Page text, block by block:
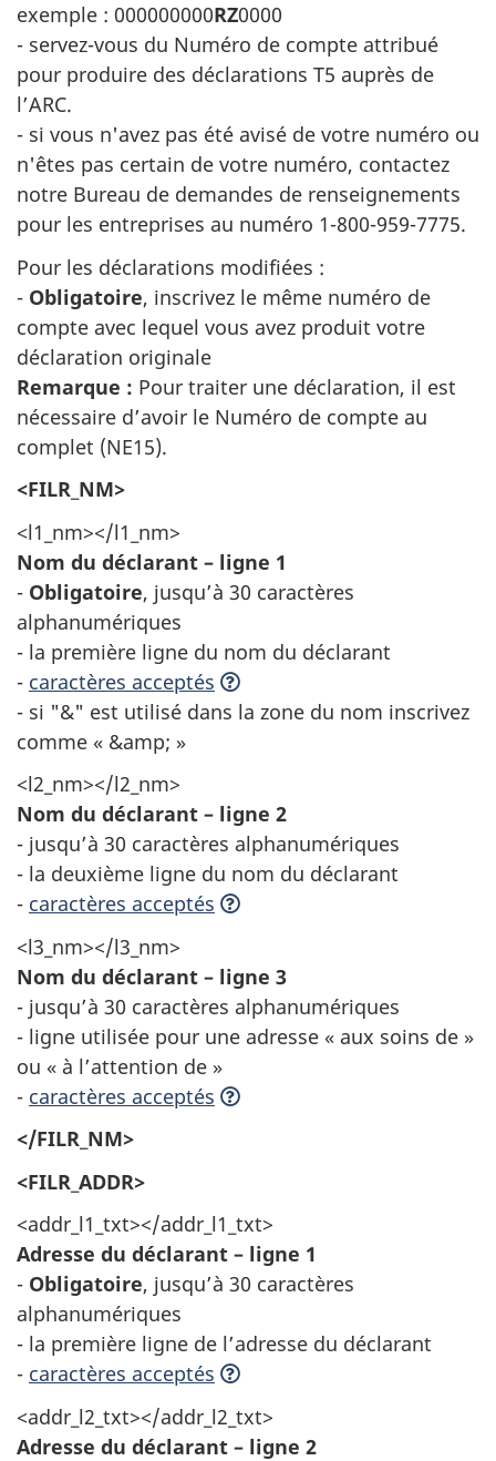
exemple : 000000000RZ0000
- servez-vous du Numéro de compte attribué
pour produire des déclarations T5 auprès de
l’ARC.
- si vous n'avez pas été avisé de votre numéro ou
n'êtes pas certain de votre numéro, contactez
notre Bureau de demandes de renseignements
pour les entreprises au numéro 1-800-959-7775.
Pour les déclarations modifiées :
- Obligatoire, inscrivez le même numéro de
compte avec lequel vous avez produit votre
déclaration originale
Remarque : Pour traiter une déclaration, il est
nécessaire d’avoir le Numéro de compte au
complet (NE15).
<FILR_NM>
<l1_nm></l1_nm>
Nom du déclarant – ligne 1
- Obligatoire, jusqu’à 30 caractères
alphanumériques
- la première ligne du nom du déclarant
- caractères acceptés
- si "&" est utilisé dans la zone du nom inscrivez
comme « &amp; »
<l2_nm></l2_nm>
Nom du déclarant – ligne 2
- jusqu’à 30 caractères alphanumériques
- la deuxième ligne du nom du déclarant
- caractères acceptés
<l3_nm></l3_nm>
Nom du déclarant – ligne 3
- jusqu’à 30 caractères alphanumériques
- ligne utilisée pour une adresse « aux soins de »
ou « à l’attention de »
- caractères acceptés
</FILR_NM>
<FILR_ADDR>
<addr_l1_txt></addr_l1_txt>
Adresse du déclarant – ligne 1
- Obligatoire, jusqu’à 30 caractères
alphanumériques
- la première ligne de l’adresse du déclarant
- caractères acceptés
<addr_l2_txt></addr_l2_txt>
Adresse du déclarant – ligne 2